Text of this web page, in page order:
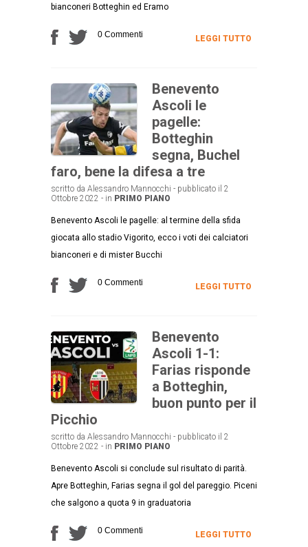
bianconeri Botteghin ed Eramo
0 Commenti LEGGI TUTTO
Benevento
Ascoli le
pagelle:
Botteghin
segna, Buchel
faro, bene la difesa a tre
scritto da Alessandro Mannocchi - pubblicato il 2
Ottobre 2022 - in PRIMO PIANO
Benevento Ascoli le pagelle: al termine della sfida
giocata allo stadio Vigorito, ecco i voti dei calciatori
bianconeri e di mister Bucchi
0 Commenti LEGGI TUTTO
Benevento
Ascoli 1-1:
Farias risponde
a Botteghin,
buon punto per il
Picchio
scritto da Alessandro Mannocchi - pubblicato il 2
Ottobre 2022 - in PRIMO PIANO
Benevento Ascoli si conclude sul risultato di parità.
Apre Botteghin, Farias segna il gol del pareggio. Piceni
che salgono a quota 9 in graduatoria
0 Commenti LEGGI TUTTO